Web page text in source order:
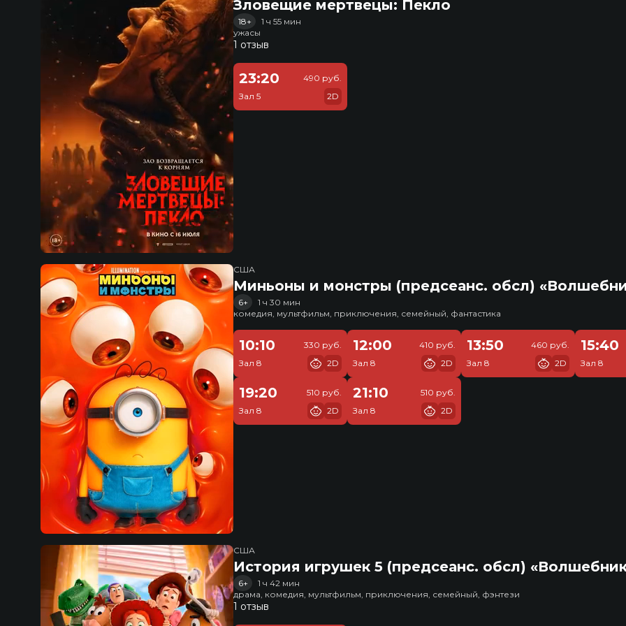
Зловещие мертвецы: Пекло
18+
1 ч 55 мин
ужасы
1 отзыв
23:20
Зал 5
490 руб.
2D
США
Миньоны и монстры (предсеанс. обсл)
6+
1 ч 30 мин
комедия, мультфильм, приключения, семейный, фантастика
10:10
Зал 8
330 руб.
2D
12:00
Зал 8
410 руб.
2D
13:50
Зал 8
460 руб.
2D
15:40
Зал 8
19:20
Зал 8
510 руб.
2D
21:10
Зал 8
510 руб.
2D
США
История игрушек 5 (предсеанс. обсл)
6+
1 ч 42 мин
драма, комедия, мультфильм, приключения, семейный, фэнтези
1 отзыв